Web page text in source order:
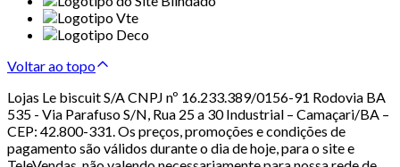
Voltar ao topo
Lojas Le biscuit S/A CNPJ nº 16.233.389/0156-91 Rodovia BA
535 - Via Parafuso S/N, Rua 25 a 30 Industrial – Camaçari/BA –
CEP: 42.800-331. Os preços, promoções e condições de
pagamento são válidos durante o dia de hoje, para o site e